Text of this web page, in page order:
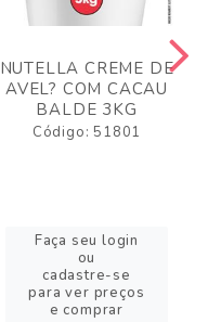
NUTELLA CREME DE
AVEL? COM CACAU
BALDE 3KG
Código: 51801
Faça seu login
ou
cadastre-se
para ver preços
e comprar